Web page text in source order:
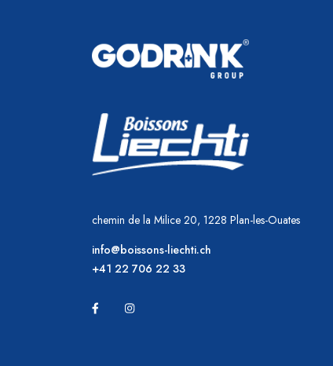
chemin de la Milice 20, 1228 Plan-les-Ouates
info@boissons-liechti.ch
+41 22 706 22 33